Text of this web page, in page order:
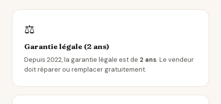
⚖️
Garantie légale (2 ans)
Depuis 2022, la garantie légale est de 2 ans. Le vendeur
doit réparer ou remplacer gratuitement.